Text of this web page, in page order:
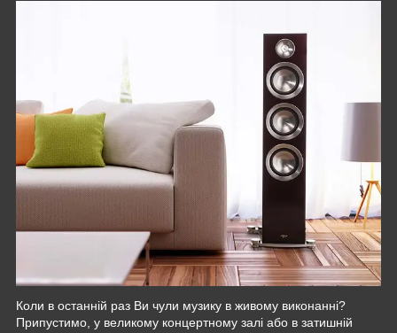
Коли в останній раз Ви чули музику в живому виконанні?
Припустимо, у великому концертному залі або в затишній